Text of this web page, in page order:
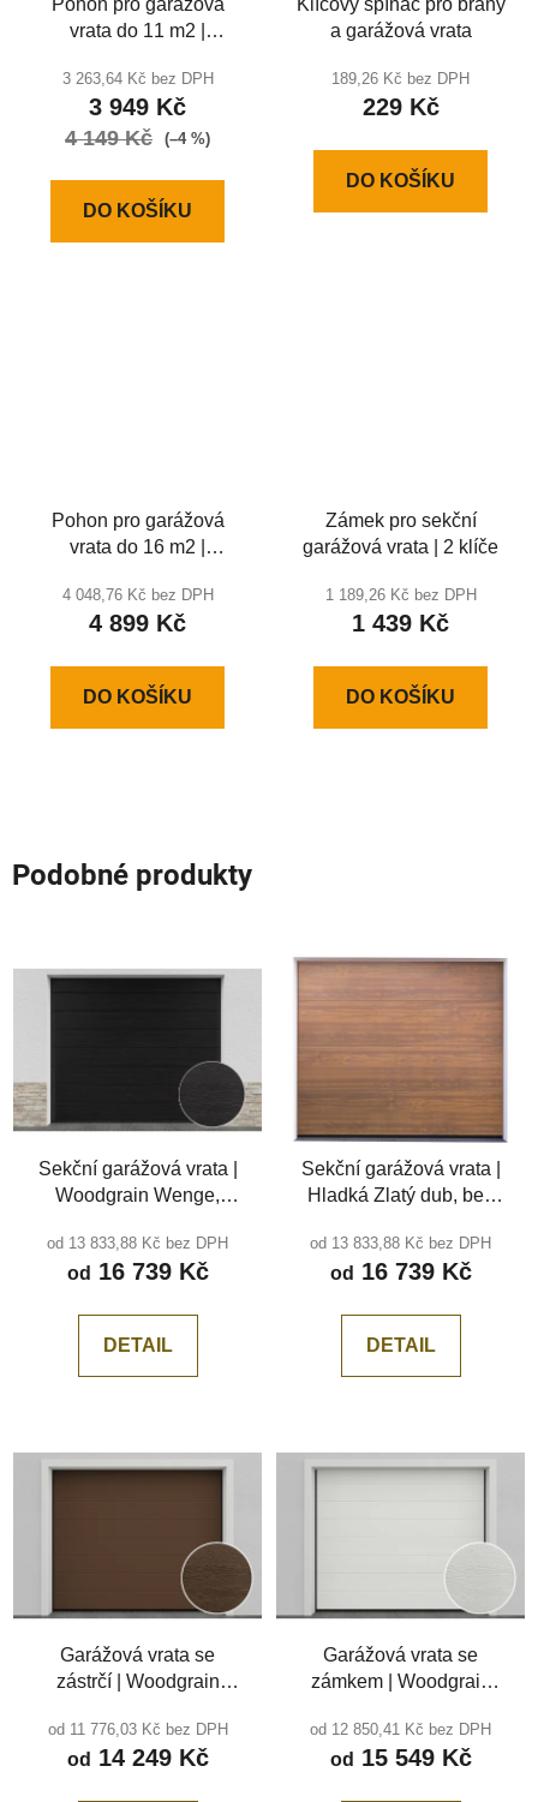
Pohon pro garážová
vrata do 11 m2 |
3 263,64 Kč bez DPH
3 949 Kč
4 149 Kč (–4 %)
DO KOŠÍKU
Klíčový spínač pro brány
a garážová vrata
189,26 Kč bez DPH
229 Kč
DO KOŠÍKU
Pohon pro garážová
vrata do 16 m2 |
4 048,76 Kč bez DPH
4 899 Kč
DO KOŠÍKU
Zámek pro sekční
garážová vrata | 2 klíče
1 189,26 Kč bez DPH
1 439 Kč
DO KOŠÍKU
Podobné produkty
Sekční garážová vrata |
Woodgrain Wenge,
od 13 833,88 Kč bez DPH
od 16 739 Kč
DETAIL
Sekční garážová vrata |
Hladká Zlatý dub, bez
od 13 833,88 Kč bez DPH
od 16 739 Kč
DETAIL
Garážová vrata se
zástrčí | Woodgrain
středová drážka
od 11 776,03 Kč bez DPH
od 14 249 Kč
Garážová vrata se
zámkem | Woodgrain
drážka
od 12 850,41 Kč bez DPH
od 15 549 Kč